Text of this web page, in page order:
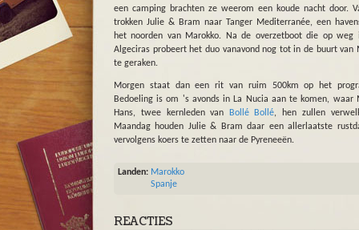
een camping brachten ze weerom een koude nacht door.
trokken Julie & Bram naar Tanger Mediterranée, een
het noorden van Marokko. Na de overzetboot die op weg
Algeciras probeert het duo vanavond nog tot in de buurt van
te geraken.
Morgen staat dan een rit van ruim 500km op het
Bedoeling is om 's avonds in La Nucia aan te komen, waar
Hans, twee kernleden van Bollé Bollé, hen zullen
Maandag houden Julie & Bram daar een allerlaatste
vervolgens koers te zetten naar de Pyreneeën.
Landen: Marokko
Spanje
REACTIES